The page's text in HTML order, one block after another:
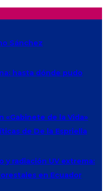
Sánchez
hasta dónde pudo
«Gabinete de la Vida»
de De la Espriella
y radiación UV extrema:
en Ecuador